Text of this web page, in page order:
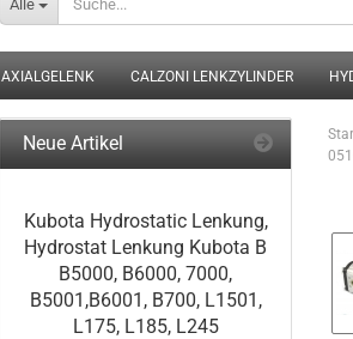
Alle
AXIALGELENK CALZONI LENKZYLINDER
Neue Artikel
Kubota Hydrostatic Lenkung,
Hydrostat Lenkung Kubota B
B5000, B6000, 7000,
B5001,B6001, B700, L1501,
L175, L185, L245